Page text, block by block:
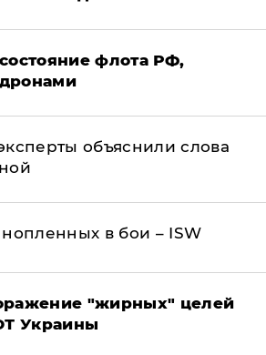
флота РФ,
объяснили слова
в бои – ISW
"жирных" целей
Украины